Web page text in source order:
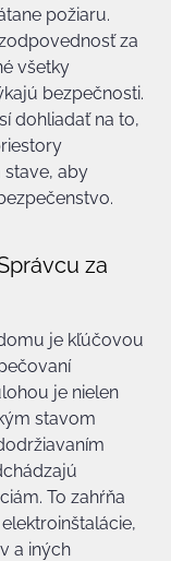
požiaru.
za
všetky
bezpečnosti.
dohliadať na to,
stave, aby
za
je kľúčovou
je nielen
stavom
To zahŕňa
a iných